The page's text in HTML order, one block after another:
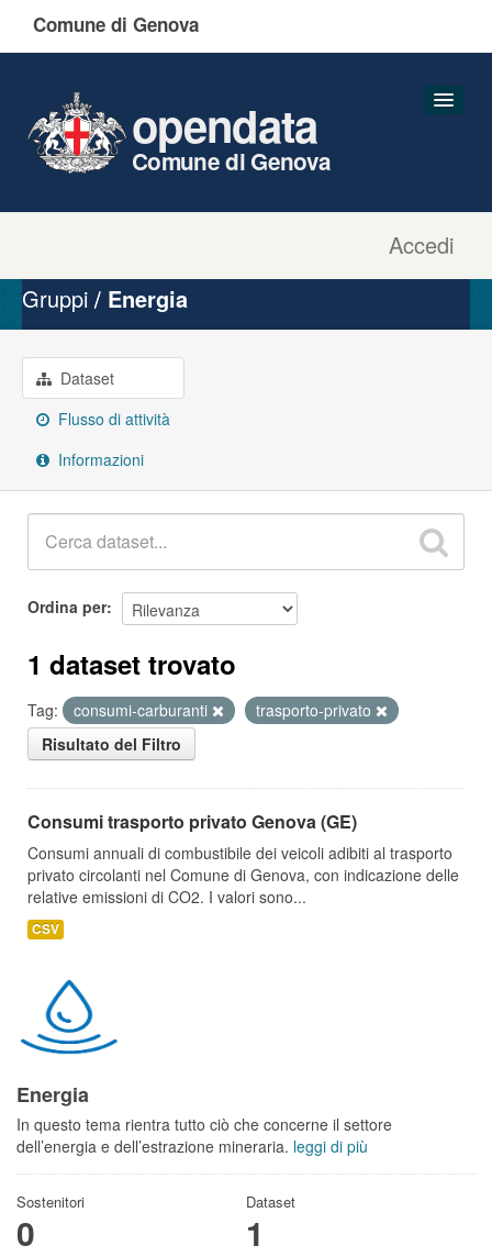
Comune di Genova
Accedi
opendata
Comune di Genova
Organizzazioni
Gruppi
Informazioni
Gruppi Energia
Dataset
Flusso di attività
Informazioni
Ordina per
1 dataset trovato
Tag: consumi-carburanti
trasporto-privato
Risultato del Filtro
Consumi trasporto privato Genova (GE)
Consumi annuali di combustibile dei veicoli adibiti al trasporto
privato circolanti nel Comune di Genova, con indicazione delle
relative emissioni di CO2. I valori sono...
CSV
Energia
In questo tema rientra tutto ciò che concerne il settore
dell’energia e dell’estrazione mineraria. leggi di più
Sostenitori
0
Dataset
1